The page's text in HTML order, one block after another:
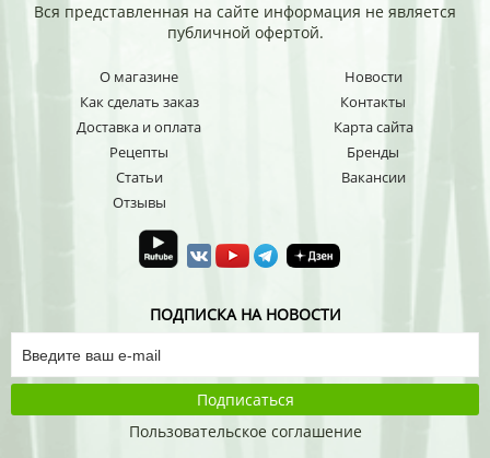
Вся представленная на сайте информация не является
публичной офертой.
О магазине
Как сделать заказ
Доставка и оплата
Рецепты
Статьи
Отзывы
Новости
Контакты
Карта сайта
Бренды
Вакансии
ПОДПИСКА НА НОВОСТИ
Подписаться
Пользовательское соглашение